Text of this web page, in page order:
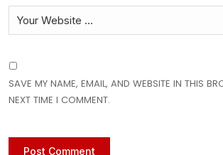
SAVE MY NAME, EMAIL, AND WEBSITE IN THIS
NEXT TIME I COMMENT.